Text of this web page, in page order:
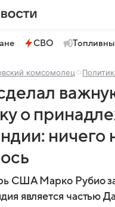
СВО
комсомолец
о
ничего
США Марко Рубио
является частью